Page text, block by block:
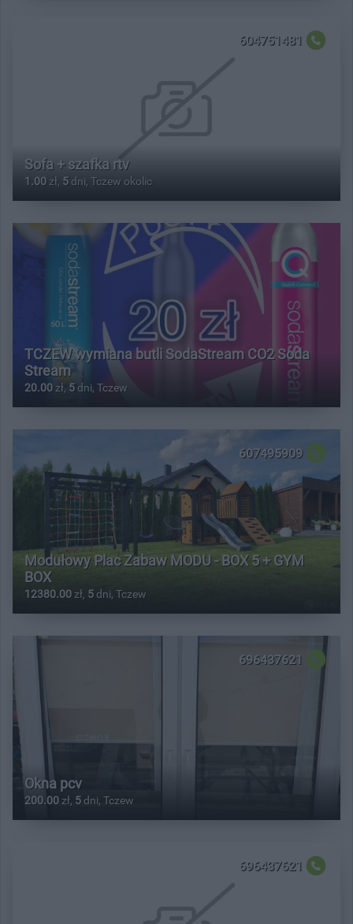
604751481
Sofa + szafka rtv
1.00 zł, 5 dni, Tczew okolic
TCZEW wymiana butli SodaStream CO2 Soda
Stream
20.00 zł, 5 dni, Tczew
607495909
Modułowy Plac Zabaw MODU - BOX 5 + GYM
BOX
12380.00 zł, 5 dni, Tczew
696437621
Okna pcv
200.00 zł, 5 dni, Tczew
696437621